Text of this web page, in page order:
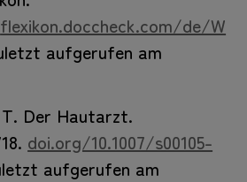
flexikon.doccheck.com/de/W
aufgerufen am
Der Hautarzt.
doi.org/10.1007/s00105-
aufgerufen am